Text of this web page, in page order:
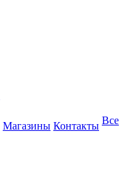
Магазины Контакты Все